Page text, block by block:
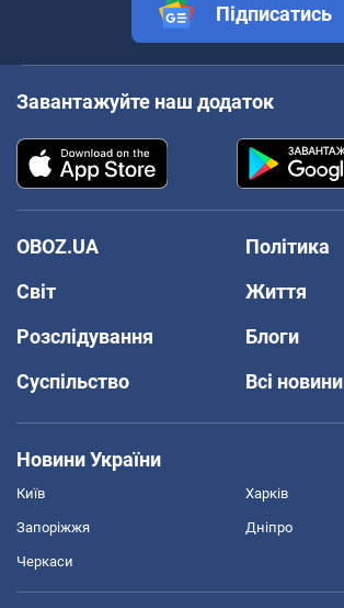
Підписатись
Завантажуйте наш додаток
OBOZ.UA
Політика
Світ
Життя
Розслідування
Блоги
Суспільство
Всі новини
Новини України
Київ Харків
Запоріжжя Дніпро
Черкаси